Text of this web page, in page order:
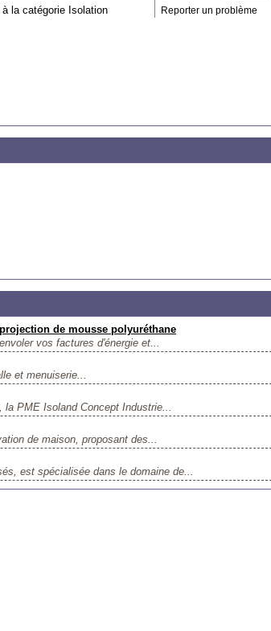
la catégorie Isolation Reporter un problème
de mousse polyuréthane
vos factures d'énergie et...
et menuiserie...
PME Isoland Concept Industrie...
de maison, proposant des...
est spécialisée dans le domaine de...